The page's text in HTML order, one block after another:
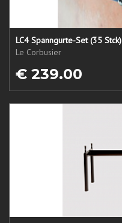
LC4 Spanngurte-Set (35 Stck)
Le Corbusier
€ 239.00